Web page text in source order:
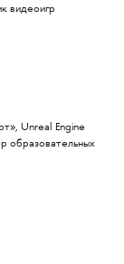
видеоигр
Unreal Engine
образовательных